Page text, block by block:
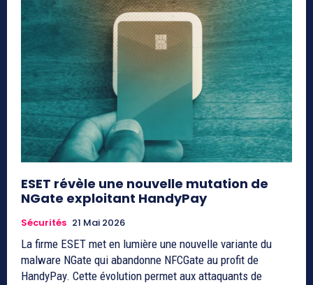
ESET révèle une nouvelle mutation de
NGate exploitant HandyPay
Sécurités 21 Mai 2026
La firme ESET met en lumière une nouvelle variante du
malware NGate qui abandonne NFCGate au profit de
HandyPay. Cette évolution permet aux attaquants de